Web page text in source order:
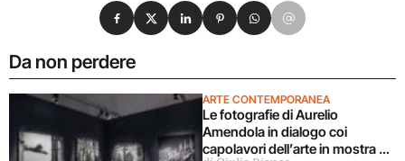
Da non perdere
ARTE CONTEMPORANEA
Le fotografie di Aurelio
Amendola in dialogo coi
capolavori dell’arte in mostra a
Condividi su Facebook
Condividi su X
Condividi su LinkedIn
Condividi su Pinterest
Condividi su WhatsApp
Condividi su Email